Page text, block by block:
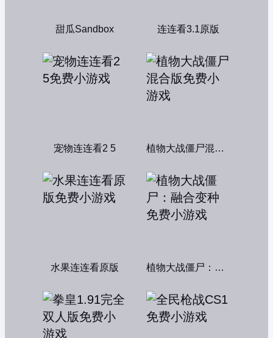
甜瓜Sandbox 连连看3.1原版
宠物连连看2 5 植物大战僵尸混合版
水果连连看原版 植物大战僵尸：融合变种